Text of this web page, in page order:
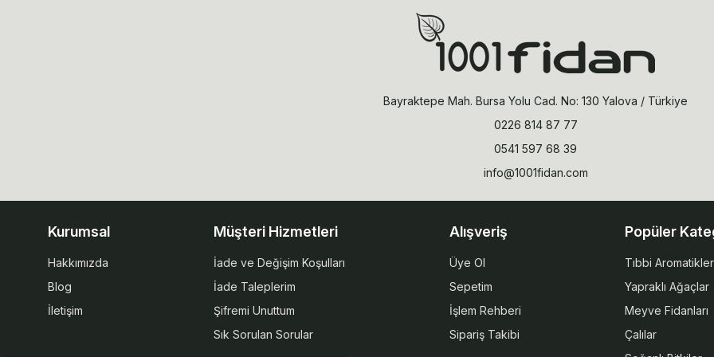
Bayraktepe Mah. Bursa Yolu Cad. No: 130 Yalova / Türkiye
0226 814 87 77
0541 597 68 39
info@1001fidan.com
Kurumsal
Hakkımızda
Blog
İletişim
Müşteri Hizmetleri
İade ve Değişim Koşulları
İade Taleplerim
Şifremi Unuttum
Sık Sorulan Sorular
Alışveriş
Üye Ol
Sepetim
İşlem Rehberi
Sipariş Takibi
Popüler
Tıbbi Aromatikler
Yapraklı Ağaçlar
Meyve Fidanları
Çalılar